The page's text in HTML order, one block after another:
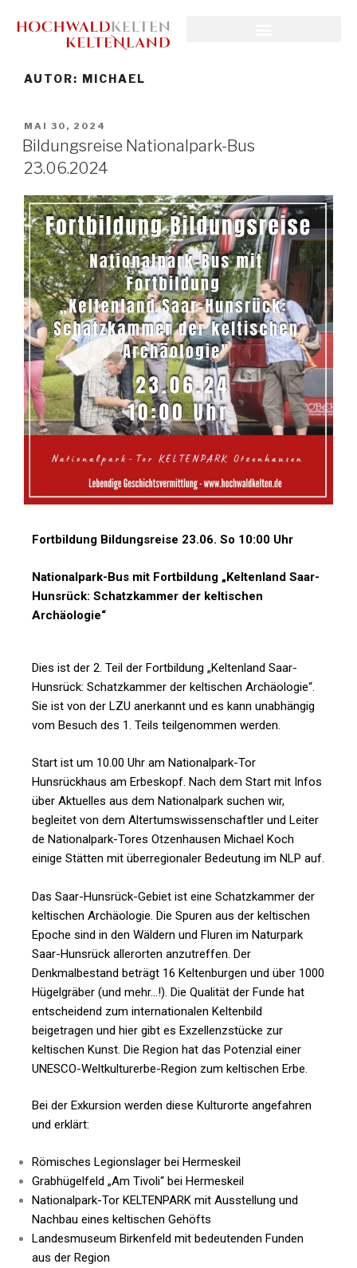
AUTOR: MICHAEL
MAI 30, 2024
Bildungsreise Nationalpark-Bus
23.06.2024
Fortbildung Bildungsreise 23.06. So 10:00 Uhr
Nationalpark-Bus mit Fortbildung „Keltenland Saar-
Hunsrück: Schatzkammer der keltischen
Archäologie“
Dies ist der 2. Teil der Fortbildung „Keltenland Saar-
Hunsrück: Schatzkammer der keltischen Archäologie“.
Sie ist von der LZU anerkannt und es kann unabhängig
vom Besuch des 1. Teils teilgenommen werden.
Start ist um 10.00 Uhr am Nationalpark-Tor
Hunsrückhaus am Erbeskopf. Nach dem Start mit Infos
über Aktuelles aus dem Nationalpark suchen wir,
begleitet von dem Altertumswissenschaftler und Leiter
de Nationalpark-Tores Otzenhausen Michael Koch
einige Stätten mit überregionaler Bedeutung im NLP auf.
Das Saar-Hunsrück-Gebiet ist eine Schatzkammer der
keltischen Archäologie. Die Spuren aus der keltischen
Epoche sind in den Wäldern und Fluren im Naturpark
Saar-Hunsrück allerorten anzutreffen. Der
Denkmalbestand beträgt 16 Keltenburgen und über 1000
Hügelgräber (und mehr…!). Die Qualität der Funde hat
entscheidend zum internationalen Keltenbild
beigetragen und hier gibt es Exzellenzstücke zur
keltischen Kunst. Die Region hat das Potenzial einer
UNESCO-Weltkulturerbe-Region zum keltischen Erbe.
Bei der Exkursion werden diese Kulturorte angefahren
und erklärt:
Römisches Legionslager bei Hermeskeil
Grabhügelfeld „Am Tivoli“ bei Hermeskeil
Nationalpark-Tor KELTENPARK mit Ausstellung und
Nachbau eines keltischen Gehöfts
Landesmuseum Birkenfeld mit bedeutenden Funden
aus der Region